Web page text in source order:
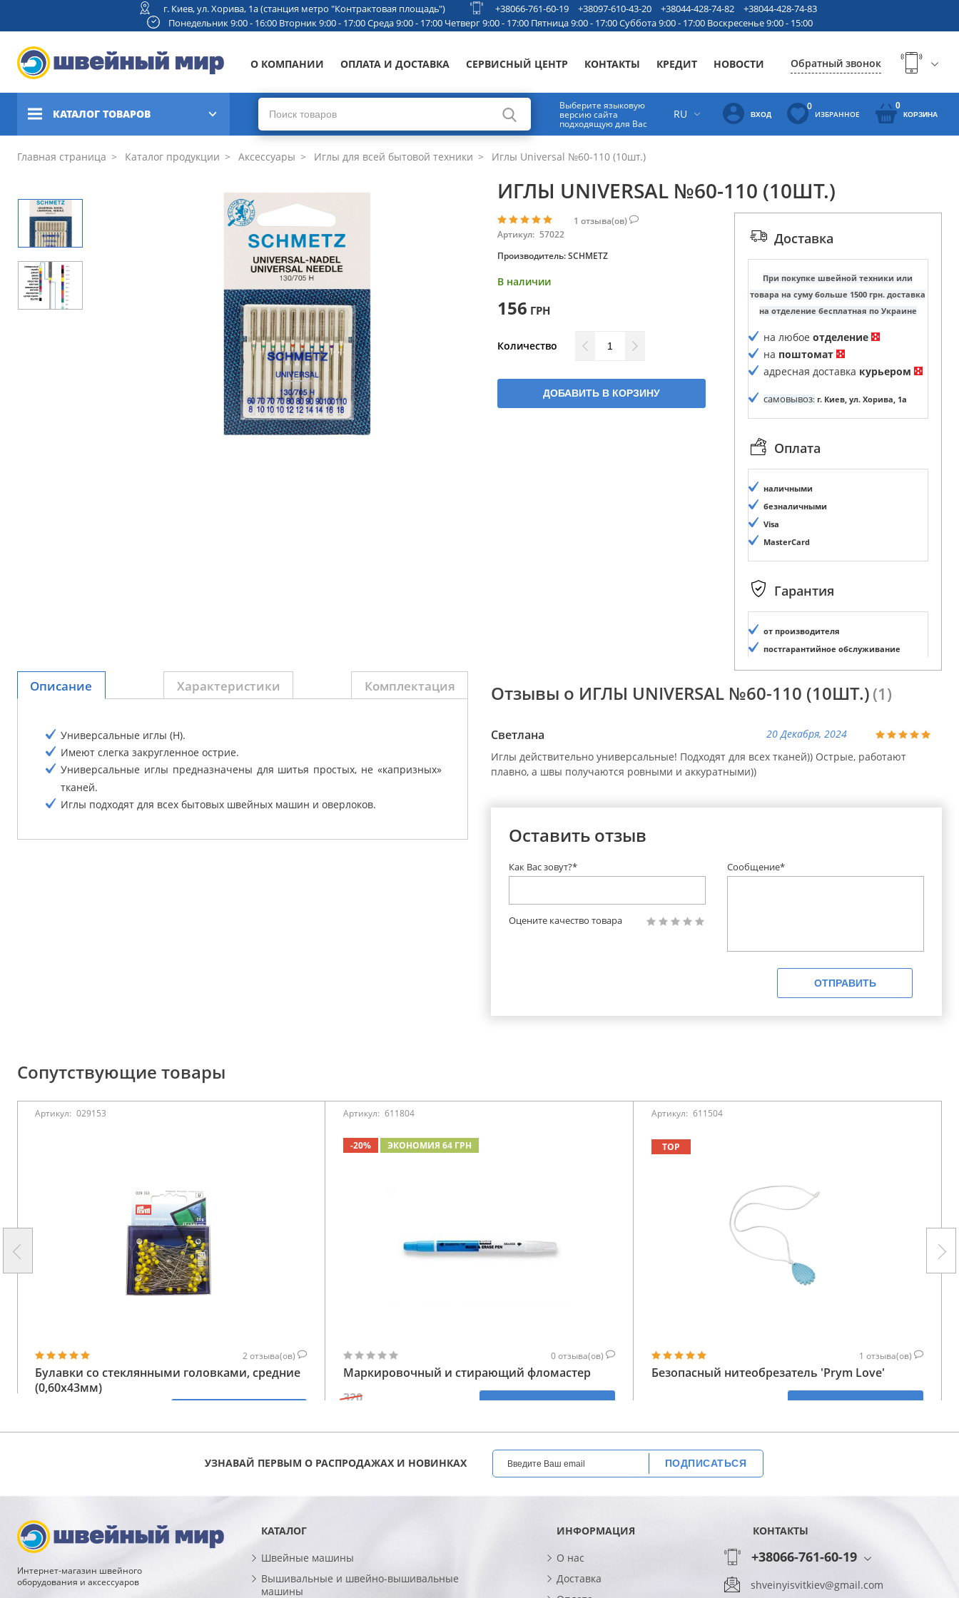
г. Киев, ул. Хорива, 1а (станция метро "Контрактовая площадь") +38066-761-60-19 +38097-610-43-20 +38044-428-74-82
+38044-428-74-83
Понедельник 9:00 - 16:00 Вторник 9:00 - 17:00 Среда 9:00 - 17:00 Четверг 9:00 - 17:00 Пятница 9:00 - 17:00 Суббота 9:00 - 17:00 Воскресенье 9:00 - 15:00
О КОМПАНИИ ОПЛАТА И ДОСТАВКА СЕРВИСНЫЙ ЦЕНТР КОНТАКТЫ КРЕДИТ НОВОСТИ Обратный звонок
КАТАЛОГ ТОВАРОВ
Швейные машины
Коверлоки, оверлоки,
плоскошовные машины
Вязальные машины
Выберите языковую
версию сайта
подходящую для Вас
RU ВХОД
0
ИЗБРАННОЕ
0
КОРЗИНА
Главная страница Каталог продукции Аксессуары Иглы для всей бытовой техники Иглы Universal №60-110 (10шт.)
ИГЛЫ UNIVERSAL №60-110 (10ШТ.)
1 отзыва(ов)
Артикул: 57022
Производитель:SCHMETZ
В наличии
156 ГРН
Количество
ДОБАВИТЬ В КОРЗИНУ
Доставка
При покупке швейной техники или
товара на суму больше 1500 грн. доставка
на отделение бесплатная по Украине
на любое отделение
на поштомат
адресная доставка курьером
самовывоз: г. Киев, ул. Хорива, 1а
Оплата
наличными
безналичными
Visa
MasterCard
Гарантия
от производителя
постгарантийное обслуживание
Описание Характеристики Комплектация
Универсальные иглы (Н).
Имеют слегка закругленное острие.
Универсальные иглы предназначены для шитья простых, не «капризных»
тканей.
Иглы подходят для всех бытовых швейных машин и оверлоков.
Отзывы о ИГЛЫ UNIVERSAL №60-110 (10ШТ.) (1)
Светлана
20 Декабря, 2024
Иглы действительно универсальные! Подходят для всех тканей)) Острые, работают
плавно, а швы получаются ровными и аккуратными))
Оставить отзыв
Сообщение*
Как Вас зовут?*
Оцените качество товара
ОТПРАВИТЬ
Сопутствующие товары
Артикул: 029153
2 отзыва(ов)
Булавки со стеклянными головками, средние
(0,60х43мм)
Артикул: 611804
-20% ЭКОНОМИЯ 64 ГРН
0отзыва(ов)
Маркировочный и стирающий фломастер
320
Артикул: 611504
TOP
1 отзыва(ов)
Безопасный нитеобрезатель 'Prym Love'
УЗНАВАЙ ПЕРВЫМ О РАСПРОДАЖАХ И НОВИНКАХ ПОДПИСАТЬСЯ
Интернет-магазин швейного
оборудования и аксессуаров
КАТАЛОГ
Швейные машины
Вышивальные и швейно-вышивальные
машины
ИНФОРМАЦИЯ
О нас
Доставка
КОНТАКТЫ
+38066-761-60-19
shveinyisvitkiev@gmail.com